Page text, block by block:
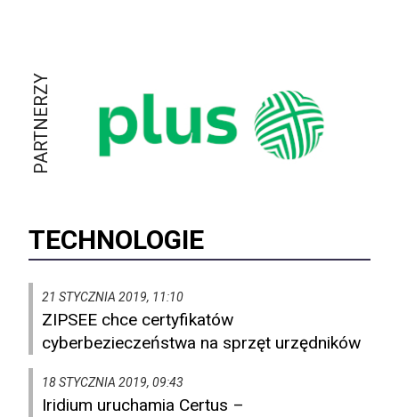
PARTNERZY
TECHNOLOGIE
21 STYCZNIA 2019, 11:10
ZIPSEE chce certyfikatów
cyberbezieczeństwa na sprzęt urzędników
18 STYCZNIA 2019, 09:43
Iridium uruchamia Certus –